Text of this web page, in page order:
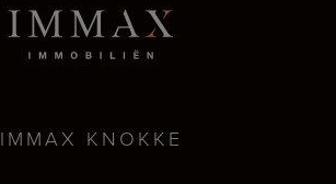
IMMAX KNOKKE